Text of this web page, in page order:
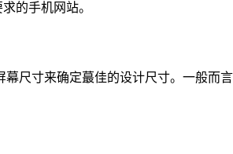
的手机网站。
尺寸来确定蕞佳的设计尺寸。一般而